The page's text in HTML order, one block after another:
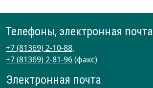
Телефоны, электронная почта
+7 (81369) 2-10-88,
+7 (81369) 2-81-96(факс)
Электронная почта